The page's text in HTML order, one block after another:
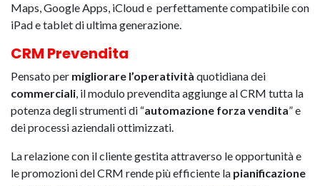
Maps, Google Apps, iCloud e perfettamente compatibile con
iPad e tablet di ultima generazione.
CRM Prevendita
Pensato per migliorare l’operatività quotidiana dei
commerciali, il modulo prevendita aggiunge al CRM tutta la
potenza degli strumenti di “automazione forza vendita” e
dei processi aziendali ottimizzati.
La relazione con il cliente gestita attraverso le opportunità e
le promozioni del CRM rende più efficiente la pianificazione